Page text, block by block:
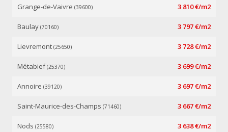
Grange-de-Vaivre (39600) 3 810 €/m2
Baulay (70160) 3 797 €/m2
Lievremont (25650) 3 728 €/m2
Métabief (25370) 3 699 €/m2
Annoire (39120) 3 697 €/m2
Saint-Maurice-des-Champs (71460) 3 667 €/m2
Nods (25580) 3 638 €/m2